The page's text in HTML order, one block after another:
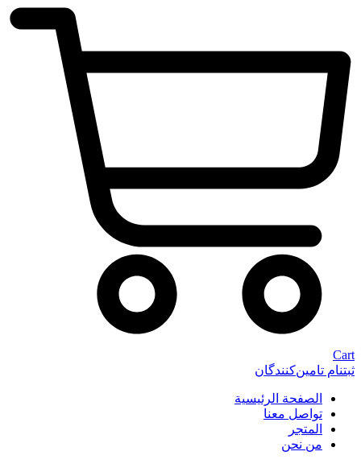
Cart
ثبتنام تامین‌کنندگان
الصفحة الرئيسية
تواصل معنا
المتجر
من نحن